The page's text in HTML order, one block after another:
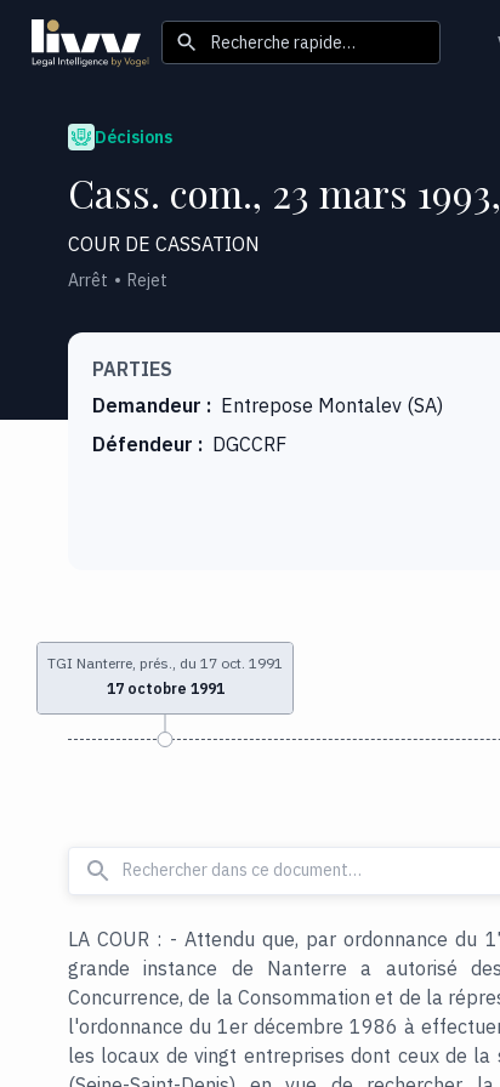
Recherche rapide…
Décisions
Cass. com., 23 mars
COUR DE CASSATION
Arrêt Rejet
PARTIES
Demandeur : Entrepose Montalev (SA)
Défendeur : DGCCRF
TGI Nanterre, prés., du 17 oct. 1991
17 octobre 1991
LA COUR : - Attendu que, par ordonnance
grande instance de Nanterre a autorisé
Concurrence, de la Consommation et de la
l'ordonnance du 1er décembre 1986 à
les locaux de vingt entreprises dont ceux de la